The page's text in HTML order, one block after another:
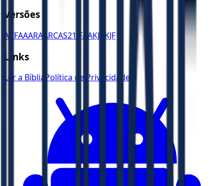
Versões
ACFAAARA ARCAS21 JFAAKJA KJF
Links
Ler a Bíblia Política de Privacidade